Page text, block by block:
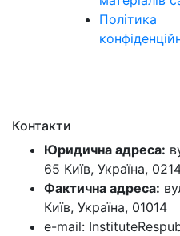
Політика
Контакти
Юридична адреса:
65 Київ, Україна,
Фактична адреса:
Київ, Україна, 01014
e-mail: